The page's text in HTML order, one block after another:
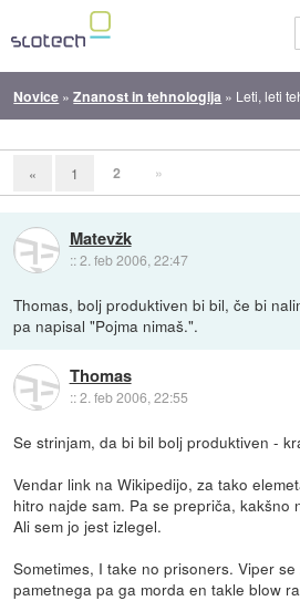
Novice »Znanost in tehnologija » Leti, leti
« 1 2 »
Matevžk
::2. feb 2006, 22:47
Thomas, bolj produktiven bi bil, če bi
pa napisal "Pojma nimaš.".
Thomas
::2. feb 2006, 22:55
Se strinjam, da bi bil bolj produktiven -
Vendar link na Wikipedijo, za tako
hitro najde sam. Pa se prepriča, kakšno
Ali sem jo jest izlegel.
Sometimes, I take no prisoners. Viper
pametnega pa ga morda en takle blow